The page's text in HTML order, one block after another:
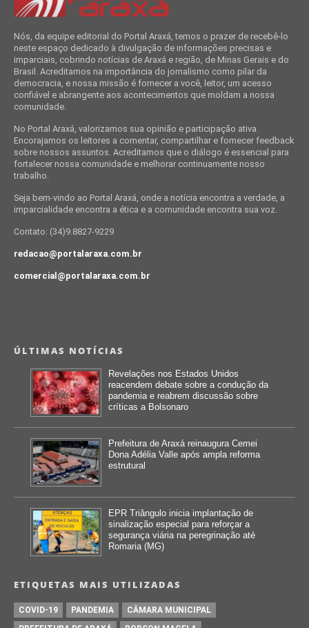
Nós, da equipe editorial do Portal Araxá, temos o prazer de recebê-lo
neste espaço dedicado à divulgação de informações precisas e
imparciais, cobrindo notícias de Araxá e região, de Minas Gerais e do
Brasil. Acreditamos na importância do jornalismo como pilar da
democracia, e nossa missão é fornecer a você, leitor, um acesso
confiável e abrangente aos acontecimentos que moldam a nossa
comunidade.
No Portal Araxá, valorizamos sua opinião e participação ativa.
Encorajamos os leitores a comentar, compartilhar e fornecer feedback
sobre nossos assuntos. Acreditamos que o diálogo é essencial para
fortalecer nossa comunidade e melhorar continuamente nosso
trabalho.
Seja bem-vindo ao Portal Araxá, onde a notícia encontra a verdade, a
imparcialidade encontra a ética e a comunidade encontra sua voz.
Contato: (34)9.8827-9229
redacao@portalaraxa.com.br
comercial@portalaraxa.com.br
ÚLTIMAS NOTÍCIAS
Revelações nos Estados Unidos
reacendem debate sobre a condução da
pandemia e reabrem discussão sobre
críticas a Bolsonaro
Prefeitura de Araxá reinaugura Cemei
Dona Adélia Valle após ampla reforma
estrutural
EPR Triângulo inicia implantação de
sinalização especial para reforçar a
segurança viária na peregrinação até
Romaria (MG)
ETIQUETAS MAIS UTILIZADAS
COVID-19 PANDEMIA
CÂMARA MUNICIPAL